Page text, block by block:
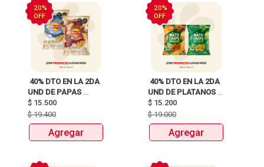
20%
OFF
40% DTO EN LA 2DA
UND DE PAPAS
MARGARITA RECETA
CLASICA X 120G Y
115G
$ 15.500
$19.400
Agregar
20%
OFF
40% DTO EN LA 2DA
UND DE PLATANOS
MARCA NATUCHIPS
$ 15.200
$19.000
Agregar